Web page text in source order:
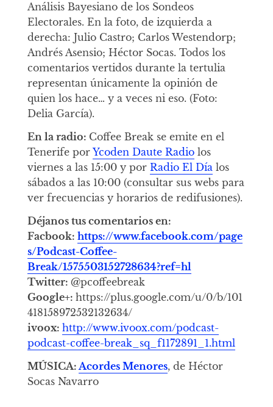
Análisis Bayesiano de los Sondeos
Electorales. En la foto, de izquierda a
derecha: Julio Castro; Carlos Westendorp;
Andrés Asensio; Héctor Socas. Todos los
comentarios vertidos durante la tertulia
representan únicamente la opinión de
quien los hace… y a veces ni eso. (Foto:
Delia García).
En la radio: Coffee Break se emite en el
Tenerife por Ycoden Daute Radiolos
viernes a las 15:00 y por Radio El Díalos
sábados a las 10:00 (consultar sus webs para
ver frecuencias y horarios de redifusiones).
Déjanos tus comentarios en:
Facbook: https://www.facebook.com/page
s/Podcast-Coffee-
Break/1575503152728634?ref=hl
Twitter: @pcoffeebreak
Google+: https://plus.google.com/u/0/b/101
418158972532132634/
ivoox: http://www.ivoox.com/podcast-
podcast-coffee-break_sq_f1172891_1.html
MÚSICA: Acordes Menores, de Héctor
Socas Navarro